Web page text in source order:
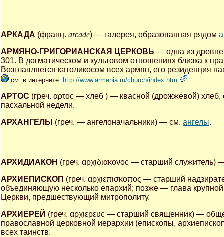
АРКАДА (франц. arcade) — галерея, образованная рядом
АРМЯНО-ГРИГОРИАНСКАЯ ЦЕРКОВЬ — одна из
301. В догматическом и культовом отношениях близка к
Возглавляется католикосом всех армян, его резиденция
см. в интернете: http://www.armenia.ru/church/index.htm
АРТОС (греч. αρτος — хлеб ) — квасной (дрожжевой)
пасхальной недели.
АРХАНГЕЛЫ (греч. — ангелоначальники) — см. ангелы.
АРХИДИАКОН (греч. αρχιδιακονος — старший служитель)
АРХИЕПИСКОП (греч. αρχιεπισκοπος — старший
объединяющую несколько епархий; позже — глава
Церкви, предшествующий митрополиту.
АРХИЕРЕЙ (греч. αρχιερευς — старший священник) —
православной церковной иерархии (епископы,
всех таинств.